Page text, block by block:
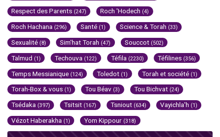
Respect des Parents (247) Roch 'Hodech (4)
Roch Hachana (296) Santé (1) Science & Torah (33)
Sexualité (8) Sim'hat Torah (47) Souccot (502)
Talmud (1) Techouva (122) Téfila (2230) Téfilines (356)
Temps Messianique (124) Toledot (1) Torah et société (1)
Torah-Box & vous (1) Tou Béav (3) Tou Bichvat (24)
Tsédaka (397) Tsitsit (167) Tsniout (634) Vayichla'h (1)
Vézot Haberakha (1) Yom Kippour (318)